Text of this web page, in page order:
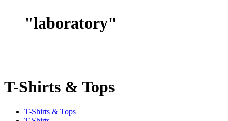
"laboratory"
T-Shirts & Tops
T-Shirts & Tops